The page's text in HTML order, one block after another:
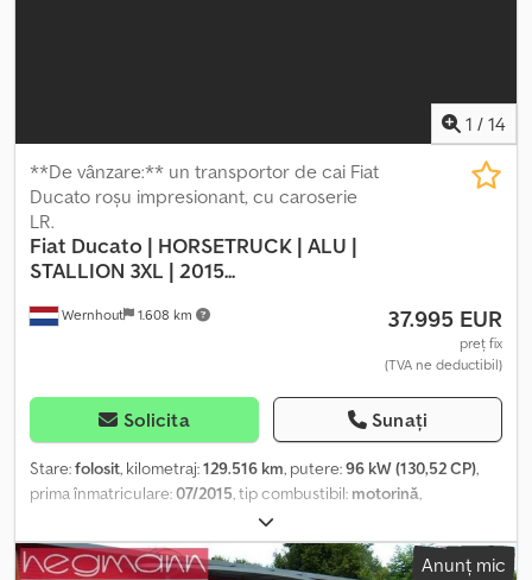
1 / 14
Wernhout 1.608 km
**De vânzare:** un transportor de cai Fiat
Ducato roșu impresionant, cu caroserie
LR.
Fiat Ducato | HORSETRUCK | ALU |
STALLION 3XL | 2015...
37.995 EUR
preț fix
(TVA ne deductibil)
Solicita Sunați
Stare:folosit, kilometraj:129.516 km, putere:96 kW (130,52 CP),
prima înmatriculare:07/2015, tip combustibil: motorină,
, ampatament:
motorină, capacitatea rezervorului de combustibil:80 l, culoare:
roșu, tip de angrenaj:mecanic, numărul de trepte de viteză:6,
Anunț mic